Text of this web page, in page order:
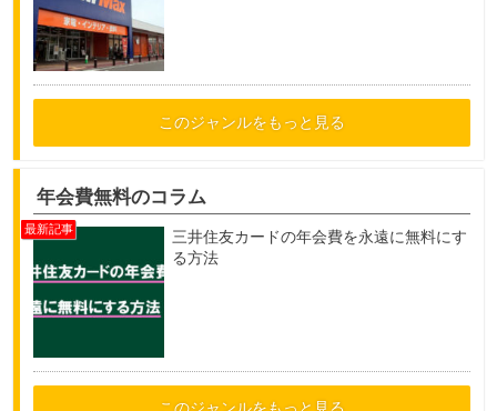
このジャンルをもっと見る
年会費無料のコラム
三井住友カードの年会費を永遠に無料にす
る方法